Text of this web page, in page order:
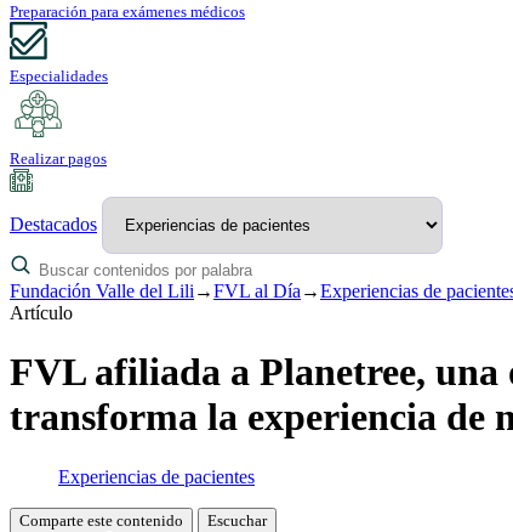
Preparación para exámenes médicos
Especialidades
Realizar pagos
Destacados
Fundación Valle del Lili →FVL al Día →Experiencias de
Artículo
FVL afiliada a Planetree,
transforma la experiencia de
Experiencias de pacientes
Comparte este contenido Escuchar